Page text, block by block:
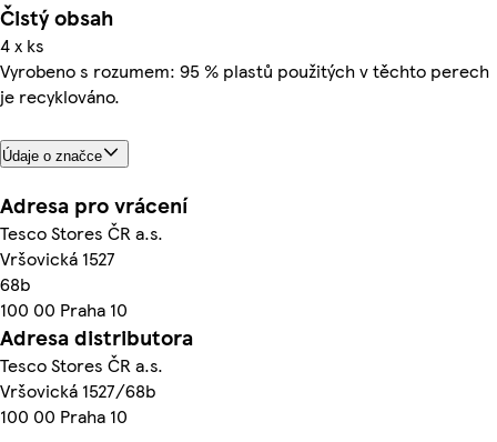
Čistý obsah
4 x ks
Vyrobeno s rozumem: 95 % plastů použitých v těchto perech
je recyklováno.
Údaje o značce
Adresa pro vrácení
Tesco Stores ČR a.s.
Vršovická 1527
68b
100 00 Praha 10
Adresa distributora
Tesco Stores ČR a.s.
Vršovická 1527/68b
100 00 Praha 10